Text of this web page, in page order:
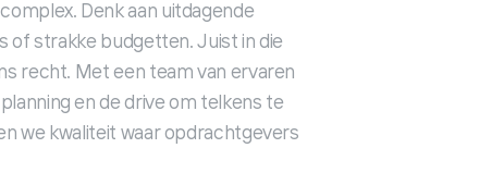
Denk aan uitdagende
of strakke budgetten. Juist in die
recht. Met een team van ervaren
en de drive om telkens te
we kwaliteit waar opdrachtgevers